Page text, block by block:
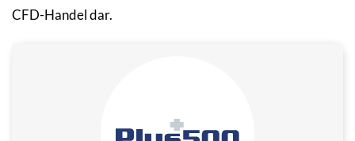
CFD-Handel dar.